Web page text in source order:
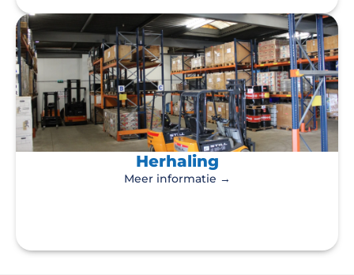
Herhaling
Meer informatie →